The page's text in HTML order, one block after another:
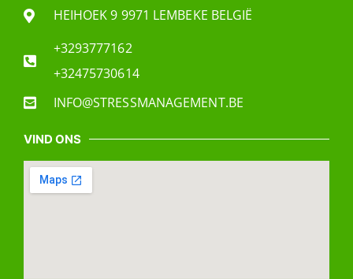
HEIHOEK 9 9971 LEMBEKE BELGIË
+3293777162
+32475730614
INFO@STRESSMANAGEMENT.BE
VIND ONS